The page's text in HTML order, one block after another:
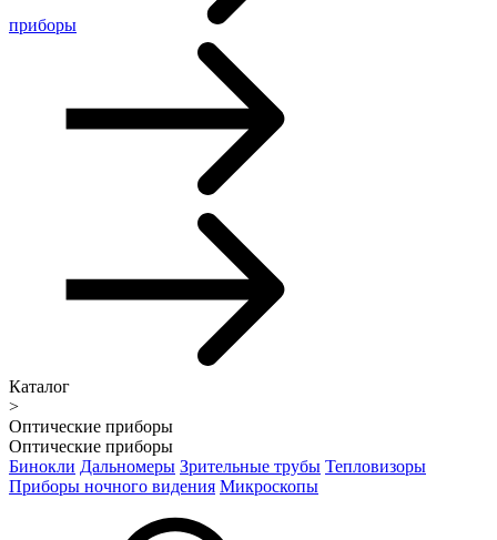
приборы
Каталог
>
Оптические приборы
Оптические приборы
Бинокли Дальномеры Зрительные трубы Тепловизоры
Приборы ночного видения Микроскопы